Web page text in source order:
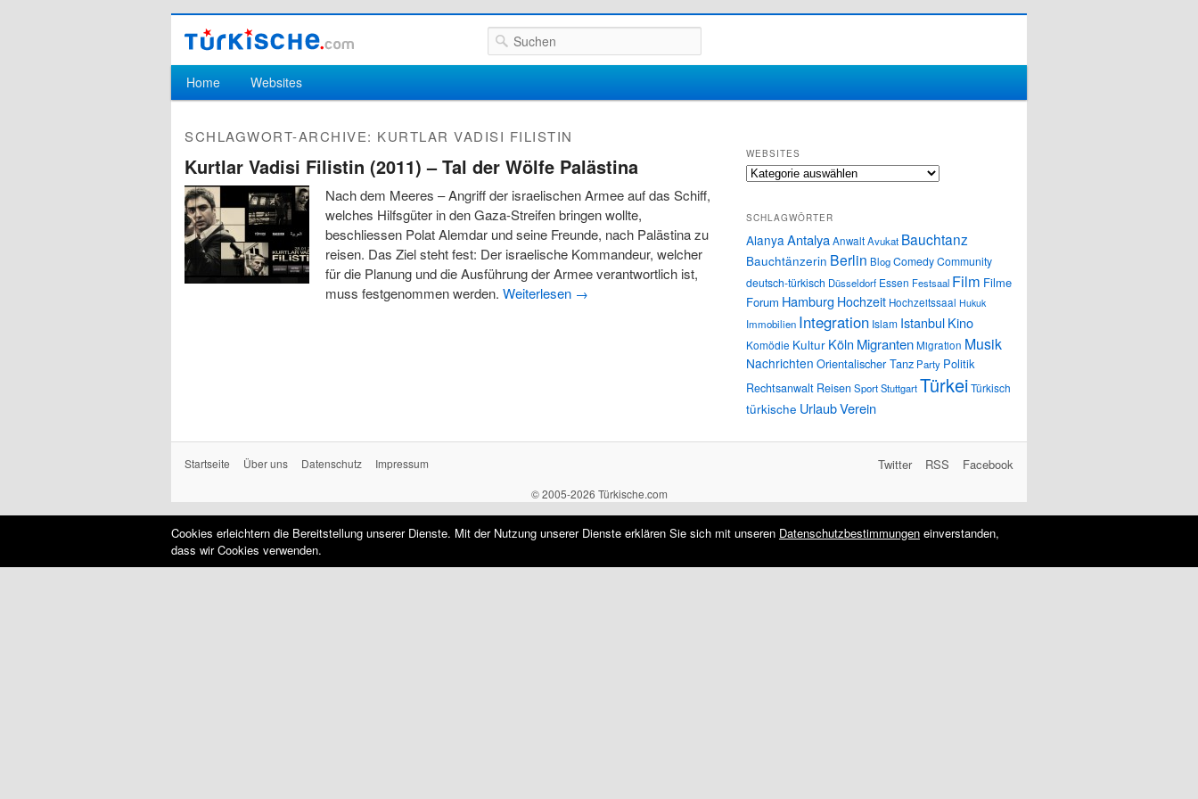
Suchen
Hauptmenü
Zum Inhalt wechseln
Zum sekundären Inhalt wechseln
Home Websites
SCHLAGWORT-ARCHIVE: KURTLAR VADISI FILISTIN
Kurtlar Vadisi Filistin (2011) – Tal der Wölfe Palästina
Nach dem Meeres – Angriff der israelischen Armee auf das Schiff,
welches Hilfsgüter in den Gaza-Streifen bringen wollte,
beschliessen Polat Alemdar und seine Freunde, nach Palästina zu
reisen. Das Ziel steht fest: Der israelische Kommandeur, welcher
für die Planung und die Ausführung der Armee verantwortlich ist,
muss festgenommen werden. Weiterlesen →
WEBSITES
Websites
SCHLAGWÖRTER
Alanya AntalyaAnwaltAvukat Bauchtanz
Bauchtänzerin Berlin BlogComedyCommunity
deutsch-türkisch Düsseldorf Essen Festsaal Film Filme
Forum Hamburg Hochzeit Hochzeitssaal Hukuk
Immobilien Integration Islam IstanbulKino
Komödie Kultur Köln MigrantenMigration Musik
Nachrichten Orientalischer Tanz Party Politik
Rechtsanwalt ReisenSportStuttgartTürkeiTürkisch
türkische UrlaubVerein
Startseite Über uns Datenschutz Impressum Facebook
RSS
Twitter
© 2005-2026 Türkische.com
Cookies erleichtern die Bereitstellung unserer Dienste. Mit der Nutzung unserer Dienste erklären Sie sich mit unseren Datenschutzbestimmungen einverstanden,
dass wir Cookies verwenden.